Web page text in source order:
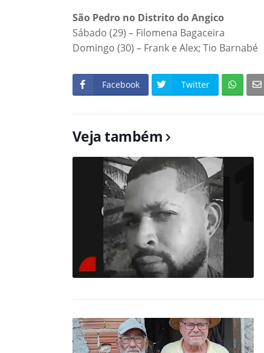
São Pedro no Distrito do Angico
Sábado (29) – Filomena Bagaceira
Domingo (30) – Frank e Alex; Tio Barnabé
Facebook Twitter
Veja também